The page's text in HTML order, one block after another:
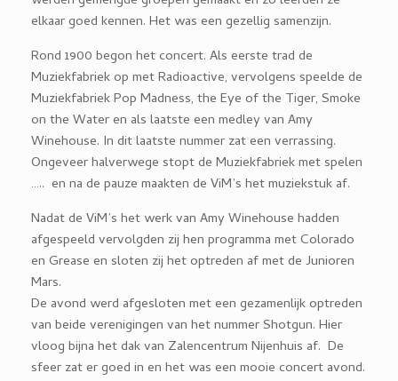
elkaar goed kennen. Het was een gezellig samenzijn.
Rond 1900 begon het concert. Als eerste trad de
Muziekfabriek op met Radioactive, vervolgens speelde de
Muziekfabriek Pop Madness, the Eye of the Tiger, Smoke
on the Water en als laatste een medley van Amy
Winehouse. In dit laatste nummer zat een verrassing.
Ongeveer halverwege stopt de Muziekfabriek met spelen
….. en na de pauze maakten de ViM’s het muziekstuk af.
Nadat de ViM’s het werk van Amy Winehouse hadden
afgespeeld vervolgden zij hen programma met Colorado
en Grease en sloten zij het optreden af met de Junioren
Mars.
De avond werd afgesloten met een gezamenlijk optreden
van beide verenigingen van het nummer Shotgun. Hier
vloog bijna het dak van Zalencentrum Nijenhuis af. De
sfeer zat er goed in en het was een mooie concert avond.